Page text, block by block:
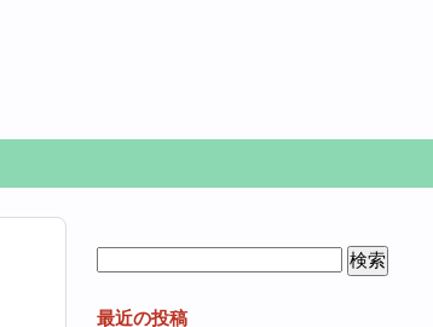
最近の投稿